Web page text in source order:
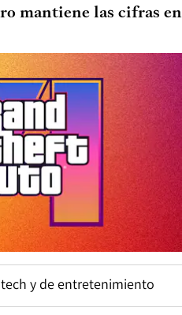
mantiene las cifras en
y de entretenimiento